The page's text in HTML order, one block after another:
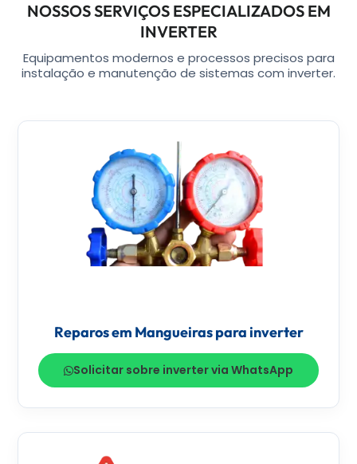
NOSSOS SERVIÇOS ESPECIALIZADOS EM
INVERTER
Equipamentos modernos e processos precisos para
instalação e manutenção de sistemas com inverter.
Reparos em Mangueiras para inverter
Solicitar sobre inverter via WhatsApp